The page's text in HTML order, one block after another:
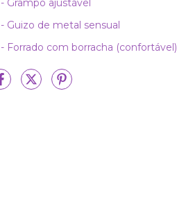
- Grampo ajustável
- Guizo de metal sensual
- Forrado com borracha (confortável)